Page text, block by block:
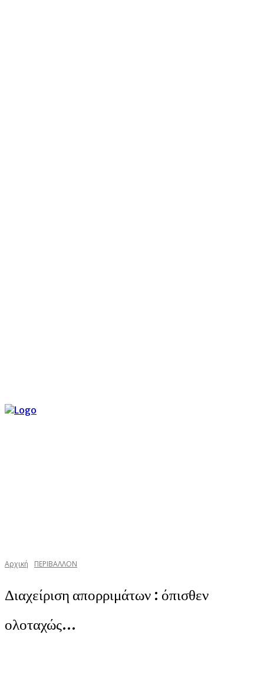
Αρχική ΠΕΡΙΒΑΛΛΟΝ
Διαχείριση απορριμάτων : όπισθεν
ολοταχώς…